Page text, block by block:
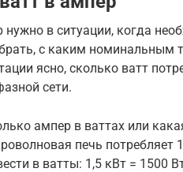
нужно в ситуации, когда
с каким номинальным
ясно, сколько ватт
сети.
ампер в ваттах или
печь потребляет
в ватты: 1,5 кВт = 1500